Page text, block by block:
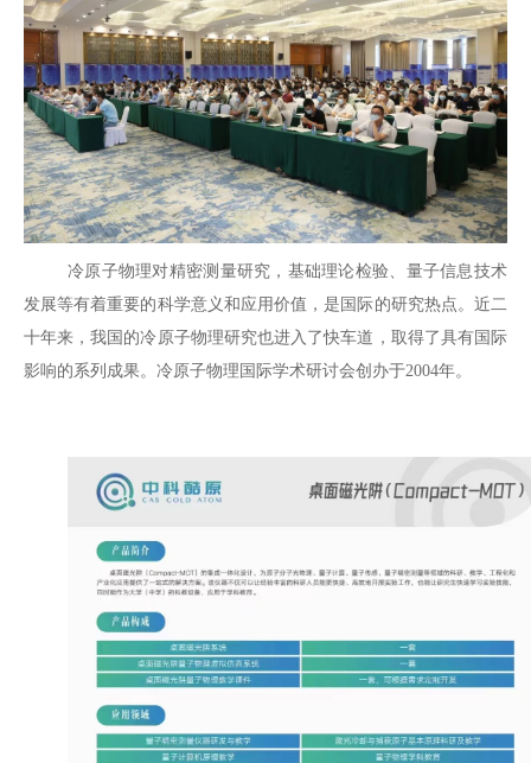
冷原子物理对精密测量研究，基础理论检验、量子信息技术
发展等有着重要的科学意义和应用价值，是国际的研究热点。近二
十年来，我国的冷原子物理研究也进入了快车道，取得了具有国际
影响的系列成果。冷原子物理国际学术研讨会创办于2004年。